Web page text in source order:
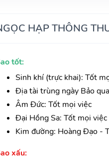
HẠP THÔNG
tốt:
Sinh khí (trực khai): Tốt
Địa tài trùng ngày Bảo
Âm Đức: Tốt mọi việc
Đại Hồng Sa: Tốt mọi việc
Kim đường: Hoàng Đạo -
xấu: